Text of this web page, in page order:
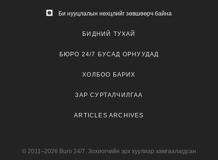
Би нууцлалын нөхцлийг зөвшөөрч байна
БИДНИЙ ТУХАЙ
БЮРО 24/7 БУСАД ОРНУУДАД
ХОЛБОО БАРИХ
ЗАР СУРТАЛЧИЛГАА
ARTICLES ARCHIVES
© 2011–2026 Buro 24/7. Зохиогчийн эрх хуулиар хамгаалагдсан